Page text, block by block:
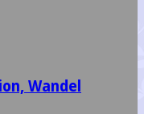
Wandel